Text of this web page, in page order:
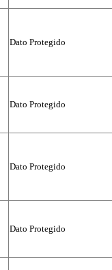
Dato Protegido
Dato Protegido
Dato Protegido
Dato Protegido